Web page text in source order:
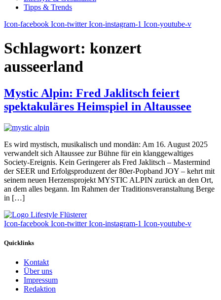
Tipps & Trends
Icon-facebook Icon-twitter Icon-instagram-1 Icon-youtube-v
Schlagwort: konzert
ausseerland
Mystic Alpin: Fred Jaklitsch feiert
spektakuläres Heimspiel in Altaussee
Es wird mystisch, musikalisch und mondän: Am 16. August 2025
verwandelt sich Altaussee zur Bühne für ein klanggewaltiges
Society-Ereignis. Kein Geringerer als Fred Jaklitsch – Mastermind
der SEER und Erfolgsproduzent der 80er-Popband JOY – kehrt mit
seinem neuen Herzensprojekt MYSTIC ALPIN zurück an den Ort,
an dem alles begann. Im Rahmen der Traditionsveranstaltung Berge
in […]
Icon-facebook Icon-twitter Icon-instagram-1 Icon-youtube-v
Quicklinks
Kontakt
Über uns
Impressum
Redaktion